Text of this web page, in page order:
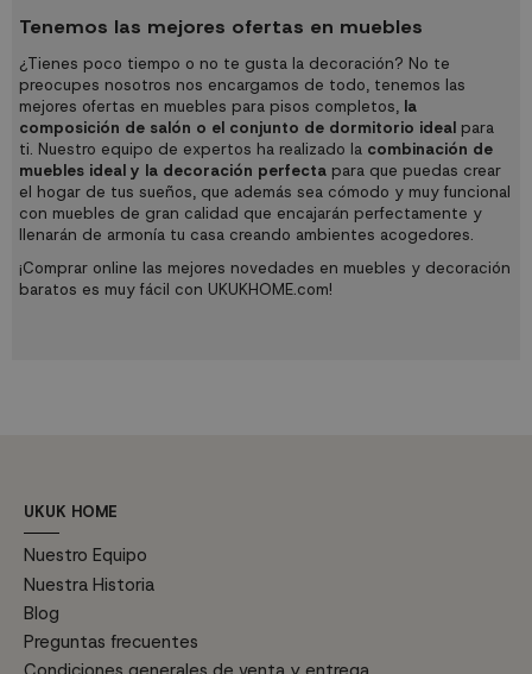
Tenemos las mejores ofertas en muebles
¿Tienes poco tiempo o no te gusta la decoración? No te
preocupes nosotros nos encargamos de todo, tenemos las
mejores ofertas en muebles para pisos completos, la
composición de salón o el conjunto de dormitorio ideal para
ti. Nuestro equipo de expertos ha realizado la combinación de
muebles ideal y la decoración perfecta para que puedas crear
el hogar de tus sueños, que además sea cómodo y muy funcional
con muebles de gran calidad que encajarán perfectamente y
llenarán de armonía tu casa creando ambientes acogedores.
¡Comprar online las mejores novedades en muebles y decoración
baratos es muy fácil con UKUKHOME.com!
UKUK HOME
Nuestro Equipo
Nuestra Historia
Blog
Preguntas frecuentes